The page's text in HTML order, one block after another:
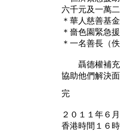
六千元及一萬
＊華人慈善基
＊嗇色園緊急
＊一名善長（
聶德權補充
協助他們解決面
完
２０１１年６
香港時間１６